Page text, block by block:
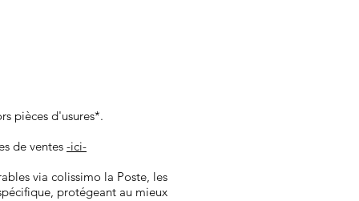
pièces d'usures*.
de ventes -ici-
via colissimo la Poste, les
protégeant au mieux